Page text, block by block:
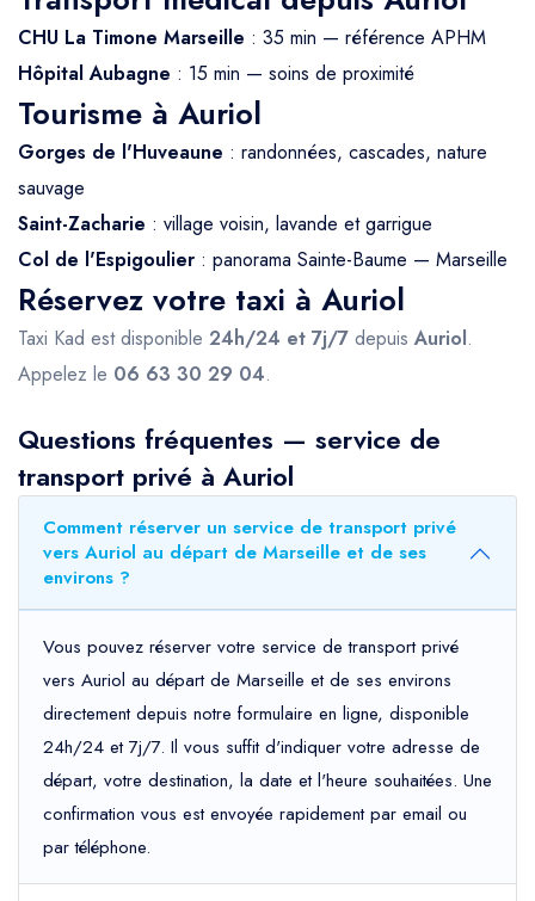
CHU La Timone Marseille : 35 min — référence APHM
Hôpital Aubagne : 15 min — soins de proximité
Tourisme à Auriol
Gorges de l'Huveaune : randonnées, cascades, nature
sauvage
Saint-Zacharie : village voisin, lavande et garrigue
Col de l'Espigoulier : panorama Sainte-Baume — Marseille
Réservez votre taxi à Auriol
Taxi Kad est disponible 24h/24 et 7j/7 depuis Auriol.
Appelez le 06 63 30 29 04.
Questions fréquentes — service de
transport privé à Auriol
Comment réserver un service de transport privé
vers Auriol au départ de Marseille et de ses
environs ?
Vous pouvez réserver votre service de transport privé
vers Auriol au départ de Marseille et de ses environs
directement depuis notre formulaire en ligne, disponible
24h/24 et 7j/7. Il vous suffit d'indiquer votre adresse de
départ, votre destination, la date et l'heure souhaitées. Une
confirmation vous est envoyée rapidement par email ou
par téléphone.